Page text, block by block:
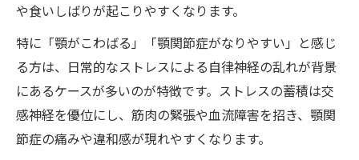
や食いしばりが起こりやすくなります。
特に「顎がこわばる」「顎関節症がなりやすい」と感じ
る方は、日常的なストレスによる自律神経の乱れが背景
にあるケースが多いのが特徴です。ストレスの蓄積は交
感神経を優位にし、筋肉の緊張や血流障害を招き、顎関
節症の痛みや違和感が現れやすくなります。